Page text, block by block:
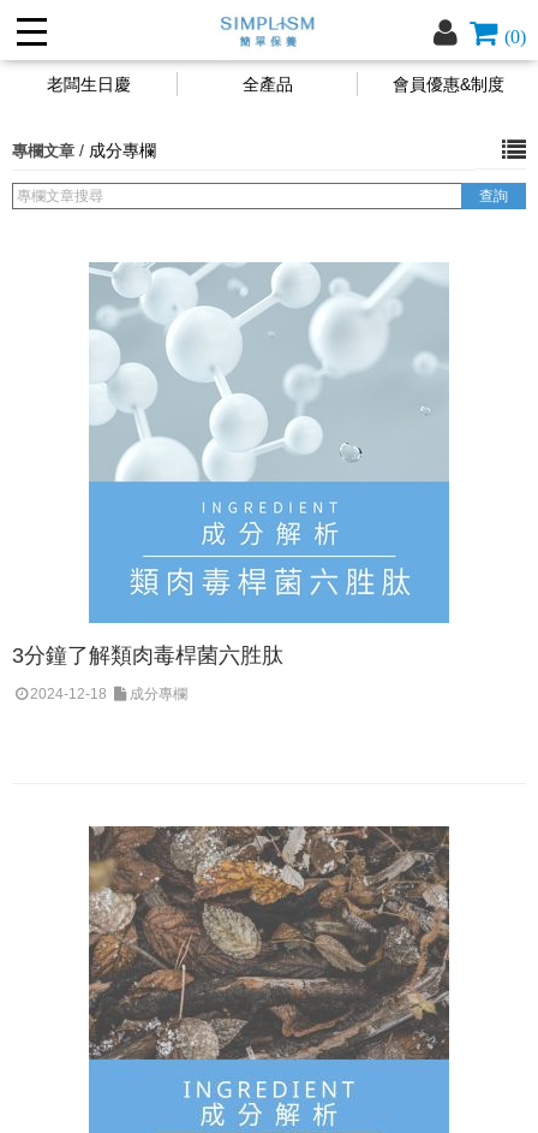
(0)
老闆生日慶 全產品 會員優惠&制度
專欄文章 / 成分專欄
3分鐘了解類肉毒桿菌六胜肽
2024-12-18 成分專欄